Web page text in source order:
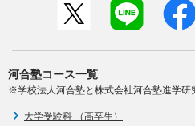
河合塾コース一覧
※学校法人河合塾と株式会社河合塾進学研
大学受験科 （高卒生）